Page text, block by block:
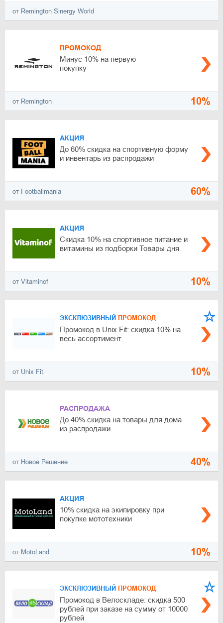
от Remington Sinergy World
ПРОМОКОД
Минус 10% на первую
покупку
от Remington 10%
АКЦИЯ
До 60% скидка на спортивную форму
и инвентарь из распродажи
от Footballmania 60%
АКЦИЯ
Скидка 10% на спортивное питание и
витамины из подборки Товары дня
от Vitaminof 10%
ЭКСКЛЮЗИВНЫЙ ПРОМОКОД
Промокод в Unix Fit: скидка 10% на
весь ассортимент
от Unix Fit 10%
РАСПРОДАЖА
До 40% скидка на товары для дома
из распродажи
от Новое Решение 40%
АКЦИЯ
10% скидка на экипировку при
покупке мототехники
от MotoLand 10%
ЭКСКЛЮЗИВНЫЙ ПРОМОКОД
Промокод в Велоскладе: скидка 500
рублей при заказе на сумму от 10000
рублей